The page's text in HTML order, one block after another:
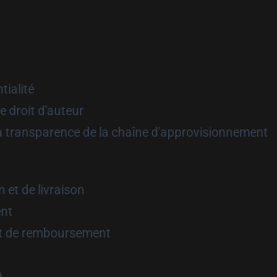
droit d'auteur
transparence de la chaîne d'approvisionnement
et de livraison
de remboursement